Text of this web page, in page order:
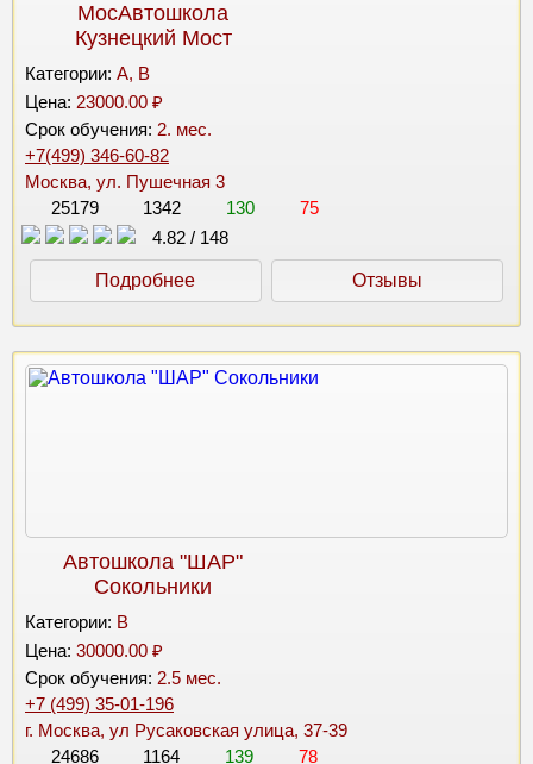
МосАвтошкола
Кузнецкий Мост
Категории: A, B
Цена: 23000.00 ₽
Срок обучения: 2. мес.
+7(499) 346-60-82
Москва, ул. Пушечная 3
25179
1342 130
75
4.82 / 148
Подробнее Отзывы
Автошкола "ШАР"
Сокольники
Категории: B
Цена: 30000.00 ₽
Срок обучения: 2.5 мес.
+7 (499) 35-01-196
г. Москва, ул Русаковская улица, 37-39
24686
1164 139
78